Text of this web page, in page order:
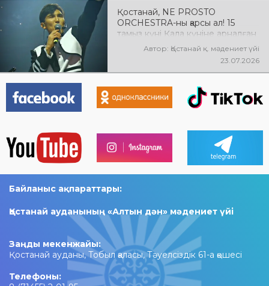
Қостанай, NE PROSTO
ORCHESTRA-ны қарсы ал! 15
тамыз күні Қала күніне арналған
мерекелік концертте NE
PROSTO ORCHESTRA өнер
көрсетеді! @ne_prosto_orchestra
Автор: Қостанай қ. мәдениет үйі
23.07.2026
Байланыс ақпараттары:
Қостанай ауданының «Алтын дән» мәдениет үйі
Заңды мекенжайы:
Қостанай ауданы, Тобыл қаласы, Тәуелсіздік 61-а қөшесі
Телефоны: